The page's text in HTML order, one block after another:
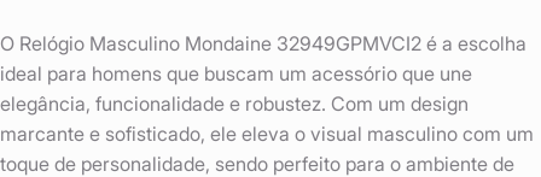
O Relógio Masculino Mondaine 32949GPMVCI2 é a escolha
ideal para homens que buscam um acessório que une
elegância, funcionalidade e robustez. Com um design
marcante e sofisticado, ele eleva o visual masculino com um
toque de personalidade, sendo perfeito para o ambiente de